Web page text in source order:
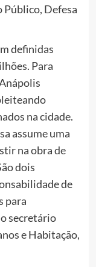
Defesa
definidas
Para
na cidade.
assume uma
na obra de
dois
de
para
secretário
e Habitação,